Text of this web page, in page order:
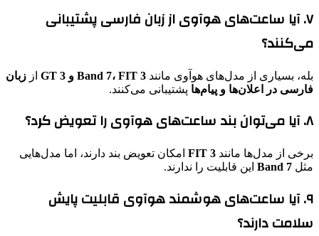
۷. آیا ساعت‌های هوآوی از زبان فارسی پشتیبانی
می‌کنند؟
بله، بسیاری از مدل‌های هوآوی مانند Band 7، FIT 3 و GT 3 از زبان
فارسی در اعلان‌ها و پیام‌ها پشتیبانی می‌کنند.
۸. آیا می‌توان بند ساعت‌های هوآوی را تعویض کرد؟
برخی از مدل‌ها مانند FIT 3 امکان تعویض بند دارند، اما مدل‌هایی
مثل Band 7 این قابلیت را ندارند.
۹. آیا ساعت‌های هوشمند هوآوی قابلیت پایش
سلامت دارند؟